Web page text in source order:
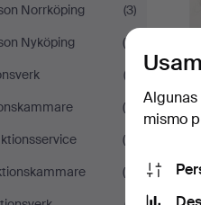
Norrköping
(3)
Nyköping
(4)
(3)
(9)
(5)
(9)
Algunas
mismo